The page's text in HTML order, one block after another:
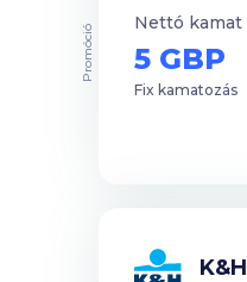
Nettó kamat
5 GBP
Fix kamatozás
Promóció
K&H